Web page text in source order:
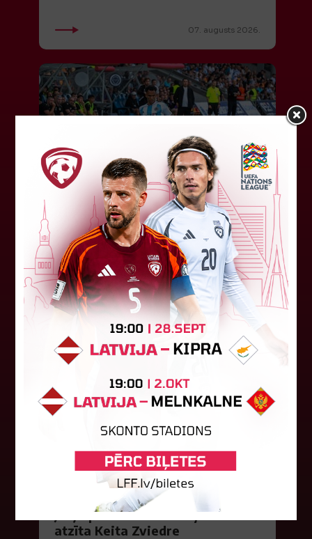
07. augusts 2026.
"Riga FC" iegūst handikapu, RFS
būs jāatspēlējas
Ceturtdienas vakarā savas spēles UEFA
Konferences līgas kvalifikācijas trešajā kārtā
aizvadīja divi Latvijas klubi. FC RFS izbraukumā ar
0:2 zaudēja Čehijas "Jablonec"...
06. augusts 2026.
Jūlijā par labāko "LuckyBet" SFL
atzīta Keita Zviedre